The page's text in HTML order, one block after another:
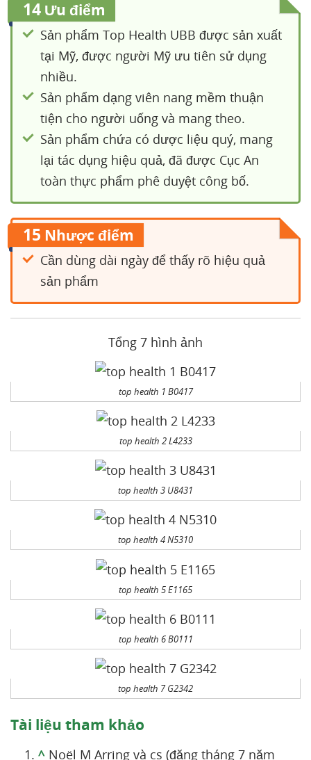
14 Ưu điểm
Sản phẩm Top Health UBB được sản xuất
tại Mỹ, được người Mỹ ưu tiên sử dụng
nhiều.
Sản phẩm dạng viên nang mềm thuận
tiện cho người uống và mang theo.
Sản phẩm chứa có dược liệu quý, mang
lại tác dụng hiệu quả, đã được Cục An
toàn thực phẩm phê duyệt công bố.
15 Nhược điểm
Cần dùng dài ngày để thấy rõ hiệu quả
sản phẩm
Tổng 7 hình ảnh
top health 1 B0417
top health 2 L4233
top health 3 U8431
top health 4 N5310
top health 5 E1165
top health 6 B0111
top health 7 G2342
Tài liệu tham khảo
^ Noël M Arring và cs (đăng tháng 7 năm